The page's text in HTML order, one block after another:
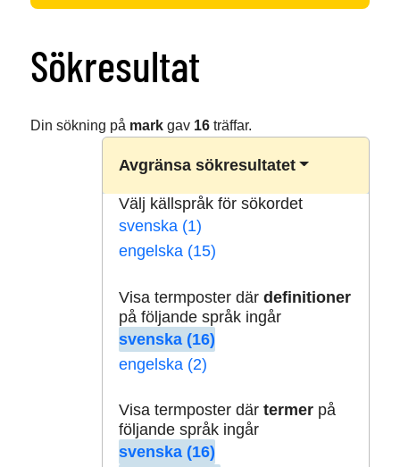
Sökresultat
Din sökning på markgav 16träffar.
Avgränsa sökresultatet
Välj källspråk för sökordet
svenska (1)
engelska (15)
Visa termposter där definitioner
på följande språk ingår
svenska (16)
engelska (2)
Visa termposter där termerpå
följande språk ingår
svenska (16)